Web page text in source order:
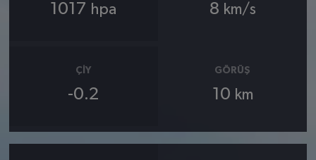
1017 hpa 8 km/s
ÇIY
-0.2
GÖRÜŞ
10 km